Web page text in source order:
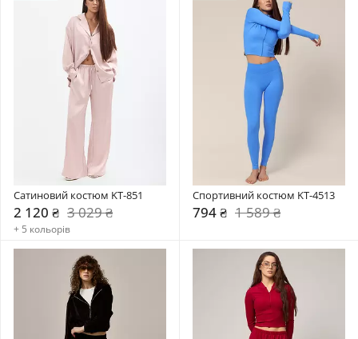
Сатиновий костюм KT-851
2 120 ₴ 3 029 ₴
+ 5 кольорів
Спортивний костюм KT-4513
794 ₴ 1 589 ₴